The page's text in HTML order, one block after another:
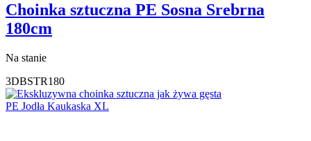
Choinka sztuczna PE Sosna Srebrna
180cm
Na stanie
3DBSTR180